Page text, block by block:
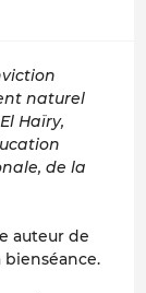
naturel
Haïry,
de la
auteur de